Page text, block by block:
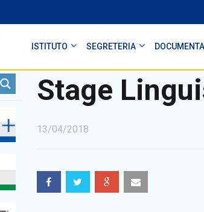
ISTITUTO SEGRETERIA
Stage
13/04/2018